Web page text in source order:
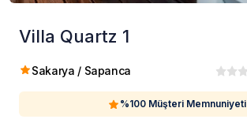
Villa Quartz 1
Sakarya / Sapanca
%100 Müşteri Memnuniyeti